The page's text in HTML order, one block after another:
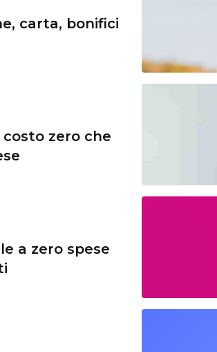
carta, bonifici
costo zero che
a zero spese